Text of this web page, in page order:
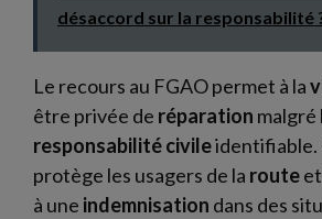
désaccord sur la responsabilité
Le recours au FGAO permet à la
être privée de réparation malgré
responsabilité civileidentifiable.
protège les usagers de la route
à une indemnisation dans des